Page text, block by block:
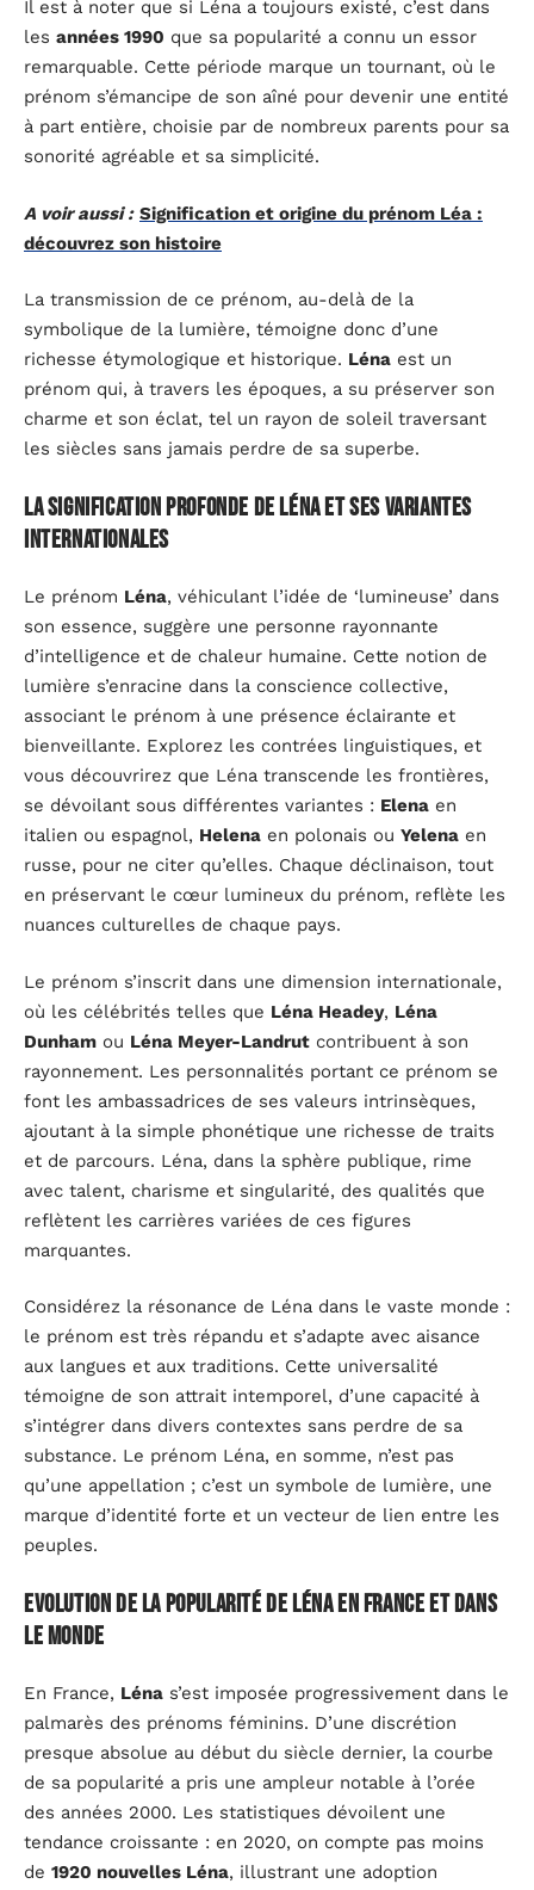
Il est à noter que si Léna a toujours existé, c’est dans
les années 1990 que sa popularité a connu un essor
remarquable. Cette période marque un tournant, où le
prénom s’émancipe de son aîné pour devenir une entité
à part entière, choisie par de nombreux parents pour sa
sonorité agréable et sa simplicité.
A voir aussi : Signification et origine du prénom Léa :
découvrez son histoire
La transmission de ce prénom, au-delà de la
symbolique de la lumière, témoigne donc d’une
richesse étymologique et historique. Léna est un
prénom qui, à travers les époques, a su préserver son
charme et son éclat, tel un rayon de soleil traversant
les siècles sans jamais perdre de sa superbe.
La signification profonde de Léna et ses variantes
internationales
Le prénom Léna, véhiculant l’idée de ‘lumineuse’ dans
son essence, suggère une personne rayonnante
d’intelligence et de chaleur humaine. Cette notion de
lumière s’enracine dans la conscience collective,
associant le prénom à une présence éclairante et
bienveillante. Explorez les contrées linguistiques, et
vous découvrirez que Léna transcende les frontières,
se dévoilant sous différentes variantes : Elena en
italien ou espagnol, Helena en polonais ou Yelena en
russe, pour ne citer qu’elles. Chaque déclinaison, tout
en préservant le cœur lumineux du prénom, reflète les
nuances culturelles de chaque pays.
Le prénom s’inscrit dans une dimension internationale,
où les célébrités telles que Léna Headey, Léna
Dunham ou Léna Meyer-Landrut contribuent à son
rayonnement. Les personnalités portant ce prénom se
font les ambassadrices de ses valeurs intrinsèques,
ajoutant à la simple phonétique une richesse de traits
et de parcours. Léna, dans la sphère publique, rime
avec talent, charisme et singularité, des qualités que
reflètent les carrières variées de ces figures
marquantes.
Considérez la résonance de Léna dans le vaste monde :
le prénom est très répandu et s’adapte avec aisance
aux langues et aux traditions. Cette universalité
témoigne de son attrait intemporel, d’une capacité à
s’intégrer dans divers contextes sans perdre de sa
substance. Le prénom Léna, en somme, n’est pas
qu’une appellation ; c’est un symbole de lumière, une
marque d’identité forte et un vecteur de lien entre les
peuples.
Evolution de la popularité de Léna en France et dans
le monde
En France, Léna s’est imposée progressivement dans le
palmarès des prénoms féminins. D’une discrétion
presque absolue au début du siècle dernier, la courbe
de sa popularité a pris une ampleur notable à l’orée
des années 2000. Les statistiques dévoilent une
tendance croissante : en 2020, on compte pas moins
de 1920 nouvelles Léna, illustrant une adoption